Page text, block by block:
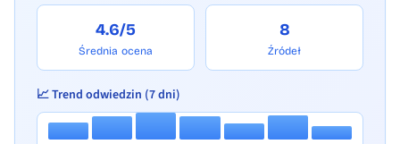
4.6/5
Średnia ocena
8
Źródeł
📈 Trend odwiedzin (7 dni)